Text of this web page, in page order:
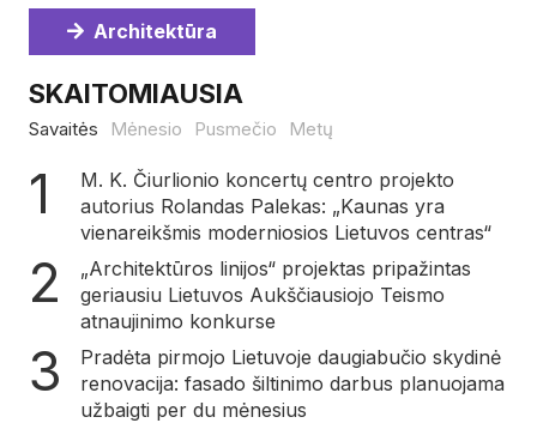
Architektūra
SKAITOMIAUSIA
Savaitės Mėnesio Pusmečio Metų
M. K. Čiurlionio koncertų centro projekto
autorius Rolandas Palekas: „Kaunas yra
vienareikšmis moderniosios Lietuvos centras“
„Architektūros linijos“ projektas pripažintas
geriausiu Lietuvos Aukščiausiojo Teismo
atnaujinimo konkurse
Pradėta pirmojo Lietuvoje daugiabučio skydinė
renovacija: fasado šiltinimo darbus planuojama
užbaigti per du mėnesius